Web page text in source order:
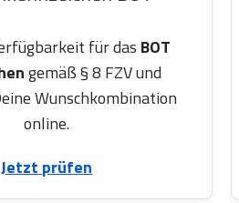
für das BOT
gemäß § 8 FZV und
Wunschkombination
online.
Jetzt prüfen